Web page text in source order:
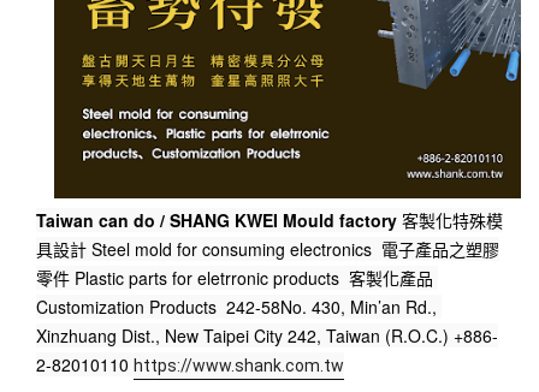
Taiwan can do / SHANG KWEI Mould factory 客製化特殊模
具設計 Steel mold for consuming electronics  電子產品之塑膠
零件 Plastic parts for eletrronic products  客製化產品
Customization Products  242-58No. 430, Min’an Rd.,
Xinzhuang Dist., New Taipei City 242, Taiwan (R.O.C.) +886-
2-82010110 https://www.shank.com.tw